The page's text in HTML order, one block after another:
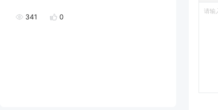
341 0